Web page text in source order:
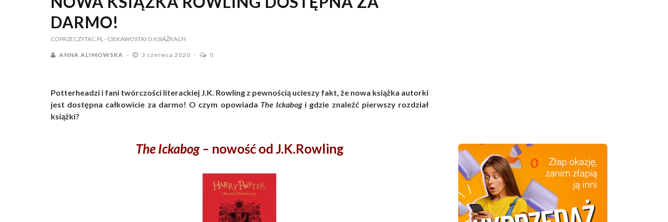
DARMO!
COPRZECZYTAC.PL- CIEKAWOSTKI O KSIĄŻKACH
ANNA ALIMOWSKA 3 czerwca 2020 0
Potterheadzi i fani twórczości literackiej J.K. Rowling z pewnością ucieszy fakt, że nowa książka autorki
jest dostępna całkowicie za darmo! O czym opowiada The Ickabogi gdzie znaleźć pierwszy rozdział
książki?
The Ickabog – nowość od J.K.Rowling